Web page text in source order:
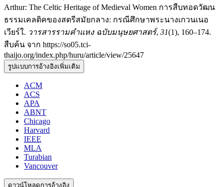
Arthur: The Celtic Heritage of Medieval Women การสืบทอดวัฒน
ธรรมเคลติคของสตรีสมัยกลาง: กรณีศึกษาพระนางเกวนเนอ
เวียร์ใ. วารสารรามคำแหง ฉบับมนุษยศาสตร์, 31(1), 160–174.
สืบค้น จาก https://so05.tci-
thaijo.org/index.php/huru/article/view/25647
รูปแบบการอ้างอิงเพิ่มเติม
ACM
ACS
APA
ABNT
Chicago
Harvard
IEEE
MLA
Turabian
Vancouver
ดาวน์โหลดการอ้างอิง